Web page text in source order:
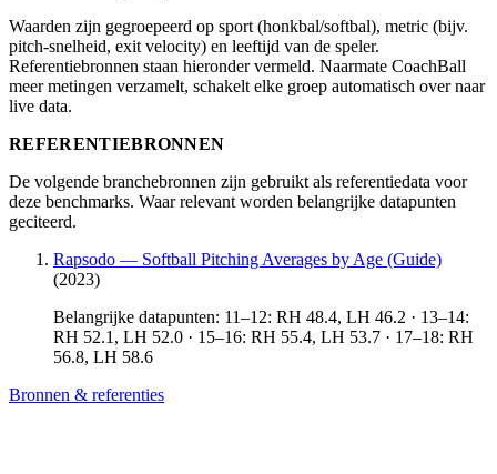
Waarden zijn gegroepeerd op sport (honkbal/softbal), metric (bijv.
pitch-snelheid, exit velocity) en leeftijd van de speler.
Referentiebronnen staan hieronder vermeld. Naarmate CoachBall
meer metingen verzamelt, schakelt elke groep automatisch over naar
live data.
REFERENTIEBRONNEN
De volgende branchebronnen zijn gebruikt als referentiedata voor
deze benchmarks. Waar relevant worden belangrijke datapunten
geciteerd.
Rapsodo — Softball Pitching Averages by Age (Guide)
(2023)
Belangrijke datapunten: 11–12: RH 48.4, LH 46.2 · 13–14:
RH 52.1, LH 52.0 · 15–16: RH 55.4, LH 53.7 · 17–18: RH
56.8, LH 58.6
Bronnen & referenties